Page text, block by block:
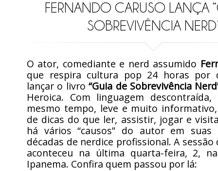
FERNANDO CARUSO LANÇA
SOBREVIVÊNCIA
O ator, comediante e nerd assumido
que respira cultura pop 24 horas por
lançar o livro“Guia de Sobrevivência
Heroica. Com linguagem
mesmo tempo, leve e muito
de dicas do que ler, assistir, jogar e
há vários “causos” do autor em
décadas de nerdice profissional. A
aconteceu na última quarta-feira, 2,
Ipanema. Confira quem passou por lá: